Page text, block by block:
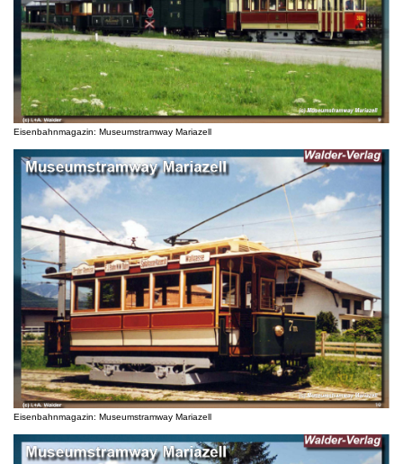
Eisenbahnmagazin: Museumstramway Mariazell
Eisenbahnmagazin: Museumstramway Mariazell